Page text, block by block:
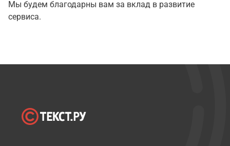
Мы будем благодарны вам за вклад в развитие
сервиса.